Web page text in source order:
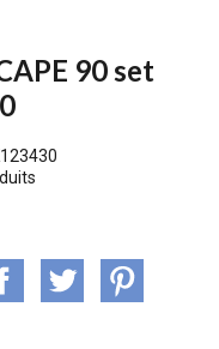
90 set